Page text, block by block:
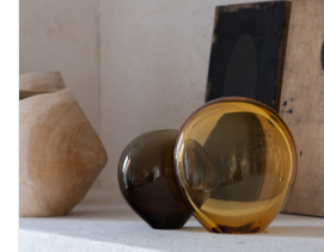
Merken